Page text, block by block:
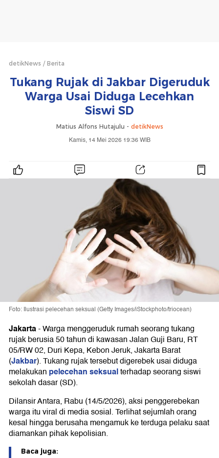
detikNews Berita
Tukang Rujak di Jakbar Digeruduk
Warga Usai Diduga Lecehkan
Siswi SD
Matius Alfons Hutajulu - detikNews
Kamis, 14 Mei 2026 19:36 WIB
Foto: Ilustrasi pelecehan seksual (Getty Images/iStockphoto/triocean)
Jakarta-Warga menggeruduk rumah seorang tukang
rujak berusia 50 tahun di kawasan Jalan Guji Baru, RT
05/RW 02, Duri Kepa, Kebon Jeruk, Jakarta Barat
(Jakbar). Tukang rujak tersebut digerebek usai diduga
melakukan pelecehan seksualterhadap seorang siswi
sekolah dasar (SD).
Dilansir Antara, Rabu (14/5/2026), aksi penggerebekan
warga itu viral di media sosial. Terlihat sejumlah orang
kesal hingga berusaha mengamuk ke terduga pelaku saat
diamankan pihak kepolisian.
Baca juga: